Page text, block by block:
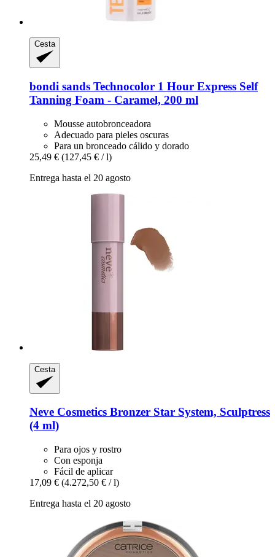
Cesta
bondi sands Technocolor 1 Hour Express Self
Tanning Foam -​ Caramel, 200 ml
Mousse autobronceadora
Adecuado para pieles oscuras
Para un bronceado cálido y dorado
25,49 € (127,45 € / l)
Entrega hasta el 20 agosto
Cesta
Neve Cosmetics Bronzer Star System, Sculptress
(4 ml)
Para ojos y rostro
Con esponja
Fácil de aplicar
17,09 € (4.272,50 € / l)
Entrega hasta el 20 agosto